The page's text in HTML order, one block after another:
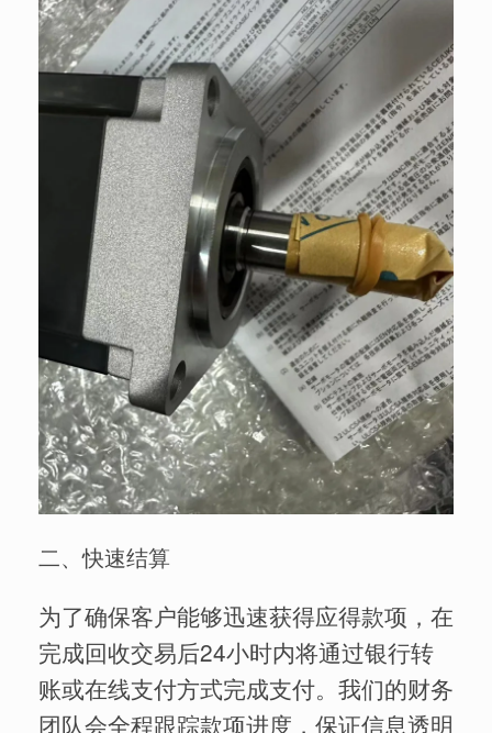
二、快速结算
为了确保客户能够迅速获得应得款项，在
完成回收交易后24小时内将通过银行转
账或在线支付方式完成支付。我们的财务
团队会全程跟踪款项进度，保证信息透明